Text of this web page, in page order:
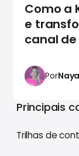
Como a
e
canal de
Por
Principais
Trilhas de